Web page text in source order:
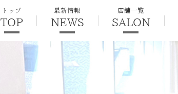
トップ
TOP
最新情報
NEWS
店舗一覧
SALON